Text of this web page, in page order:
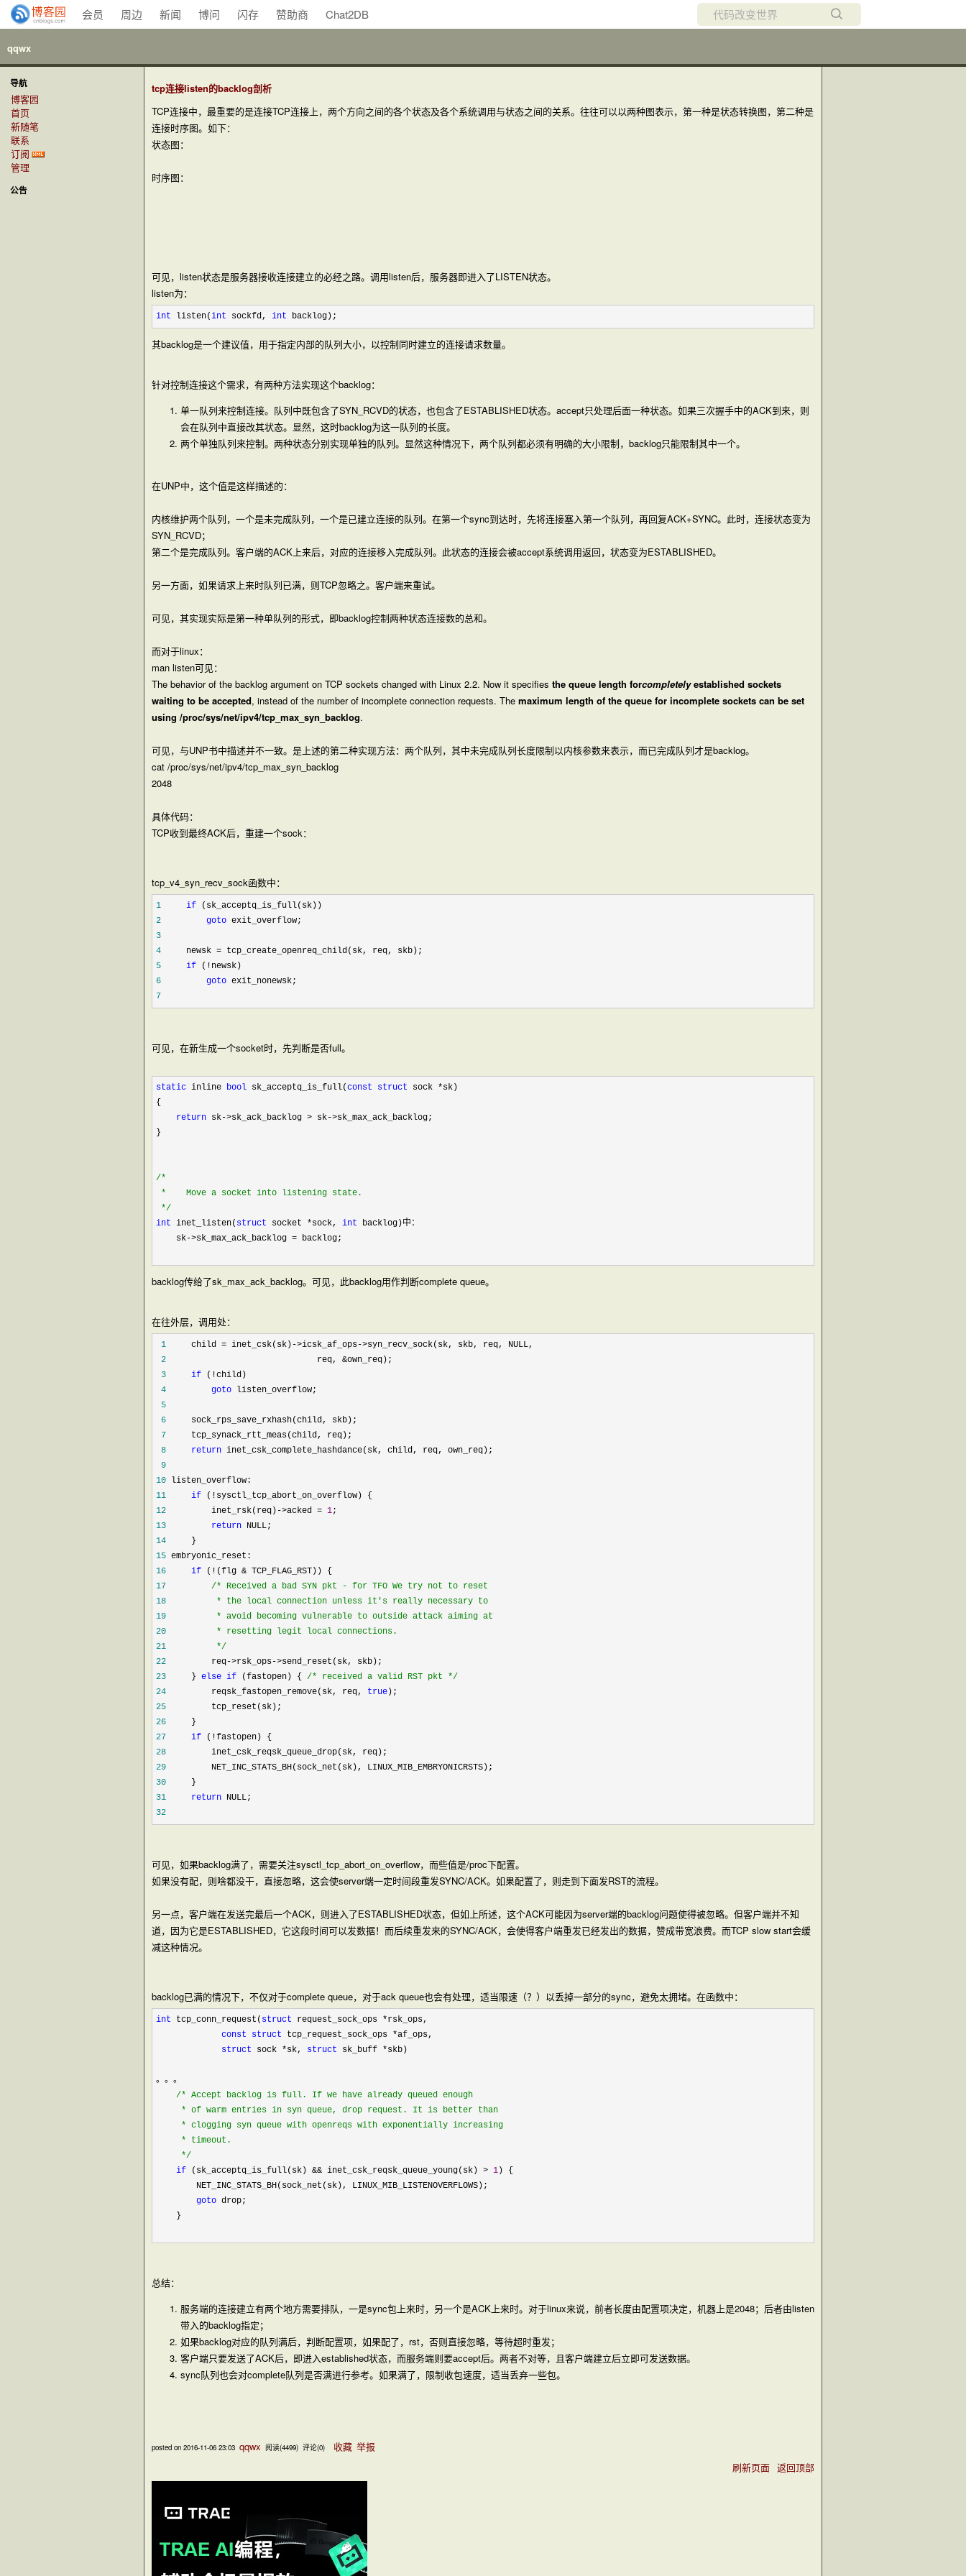
会员 周边 新闻 博问 闪存 赞助商 Chat2DB
当前博客
qqwx
导航
博客园
首页
新随笔
联系
订阅
管理
公告
tcp连接listen的backlog剖析
TCP连接中，最重要的是连接TCP连接上，两个方向之间的各个状态及各个系统调用与状态之间的关系。往往可以以两种图表示，第一种是状态转换图，第二种是
连接时序图。如下：
状态图：
时序图：
可见，listen状态是服务器接收连接建立的必经之路。调用listen后，服务器即进入了LISTEN状态。
listen为：
int listen(int sockfd, int backlog);
其backlog是一个建议值，用于指定内部的队列大小，以控制同时建立的连接请求数量。
针对控制连接这个需求，有两种方法实现这个backlog：
单一队列来控制连接。队列中既包含了SYN_RCVD的状态，也包含了ESTABLISHED状态。accept只处理后面一种状态。如果三次握手中的ACK到来，则
会在队列中直接改其状态。显然，这时backlog为这一队列的长度。
两个单独队列来控制。两种状态分别实现单独的队列。显然这种情况下，两个队列都必须有明确的大小限制，backlog只能限制其中一个。
在UNP中，这个值是这样描述的：
内核维护两个队列，一个是未完成队列，一个是已建立连接的队列。在第一个sync到达时，先将连接塞入第一个队列，再回复ACK+SYNC。此时，连接状态变为
SYN_RCVD；
第二个是完成队列。客户端的ACK上来后，对应的连接移入完成队列。此状态的连接会被accept系统调用返回，状态变为ESTABLISHED。
另一方面，如果请求上来时队列已满，则TCP忽略之。客户端来重试。
可见，其实现实际是第一种单队列的形式，即backlog控制两种状态连接数的总和。
而对于linux：
man listen可见：
The behavior of the backlog argument on TCP sockets changed with Linux 2.2. Now it specifies the queue length forcompletelyestablished sockets
waiting to be accepted, instead of the number of incomplete connection requests. The maximum length of the queue for incomplete sockets can be set
using /proc/sys/net/ipv4/tcp_max_syn_backlog.
可见，与UNP书中描述并不一致。是上述的第二种实现方法：两个队列，其中未完成队列长度限制以内核参数来表示，而已完成队列才是backlog。
cat /proc/sys/net/ipv4/tcp_max_syn_backlog
2048
具体代码：
TCP收到最终ACK后，重建一个sock：
tcp_v4_syn_recv_sock函数中：
1 if
2
goto
3
4
     newsk =
5
if (!
6
goto
7
可见，在新生成一个socket时，先判断是否full。
static inline bool sk_acceptq_is_full(const struct sock *sk)
{
return sk->sk_ack_backlog > sk->sk_max_ack_backlog;
}
/*
*    Move a socket into listening state.
*/
int inet_listen( struct socket *sock, int backlog)中：
    sk
->sk_max_ack_backlog = backlog;
backlog传给了sk_max_ack_backlog。可见，此backlog用作判断complete queue。
在往外层，调用处：
1
     child = inet_csk(sk)->icsk_af_ops->
2
                              req, &
3
if (!
4
goto
5
6
7
8
return
9
10
11
if (!
12
         inet_rsk(req)->acked =
1
13
return
14
15
16
if (!(flg &
17
/*
18
19
20
21
*/
22
         req->rsk_ops->
23
     }
else if (fastopen) { /* received a valid RST pkt */
24
         reqsk_fastopen_remove(sk, req,
true
25
26
27
if (!
28
29
30
31
return
32
可见，如果backlog满了，需要关注sysctl_tcp_abort_on_overflow，而些值是/proc下配置。
如果没有配，则啥都没干，直接忽略，这会使server端一定时间段重发SYNC/ACK。如果配置了，则走到下面发RST的流程。
另一点，客户端在发送完最后一个ACK，则进入了ESTABLISHED状态，但如上所述，这个ACK可能因为server端的backlog问题使得被忽略。但客户端并不知
道，因为它是ESTABLISHED，它这段时间可以发数据！而后续重发来的SYNC/ACK，会使得客户端重发已经发出的数据，赞成带宽浪费。而TCP slow start会缓
减这种情况。
backlog已满的情况下，不仅对于complete queue，对于ack queue也会有处理，适当限速（？）以丢掉一部分的sync，避免太拥堵。在函数中：
int tcp_conn_request( struct request_sock_ops *rsk_ops,
const
struct tcp_request_sock_ops *af_ops,
struct sock *sk, struct sk_buff *skb)
。。。
/* Accept backlog is full. If we have already queued enough
     * of warm entries in syn queue, drop request. It is better than
     * clogging syn queue with openreqs with exponentially increasing
     * timeout.
*/
if (sk_acceptq_is_full(sk) && inet_csk_reqsk_queue_young(sk) > 1) {
        NET_INC_STATS_BH(sock_net(sk), LINUX_MIB_LISTENOVERFLOWS);
goto drop;
    }
总结：
服务端的连接建立有两个地方需要排队，一是sync包上来时，另一个是ACK上来时。对于linux来说，前者长度由配置项决定，机器上是2048；后者由listen
带入的backlog指定；
如果backlog对应的队列满后，判断配置项，如果配了，rst，否则直接忽略，等待超时重发；
客户端只要发送了ACK后，即进入established状态，而服务端则要accept后。两者不对等，且客户端建立后立即可发送数据。
sync队列也会对complete队列是否满进行参考。如果满了，限制收包速度，适当丢弃一些包。
posted on 2016-11-06 23:03 qqwx 阅读(4499) 评论(0) 收藏 举报
刷新页面 返回顶部